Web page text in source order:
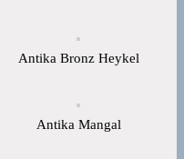
Antika Bronz Heykel
Antika Mangal